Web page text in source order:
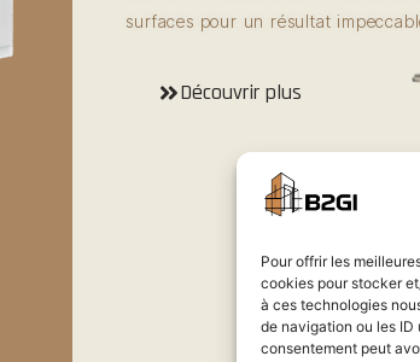
Pour offrir les
cookies pour stocker
à ces technologies
de navigation ou les ID
consentement peut
surfaces pour un résultat
Découvrir plus